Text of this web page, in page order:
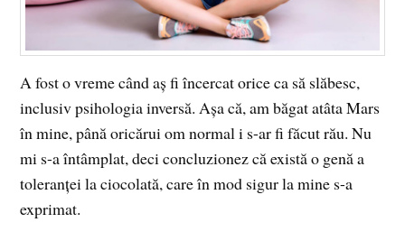
A fost o vreme când aș fi încercat orice ca să slăbesc,
inclusiv psihologia inversă. Așa că, am băgat atâta Mars
în mine, până oricărui om normal i s-ar fi făcut rău. Nu
mi s-a întâmplat, deci concluzionez că există o genă a
toleranței la ciocolată, care în mod sigur la mine s-a
exprimat.